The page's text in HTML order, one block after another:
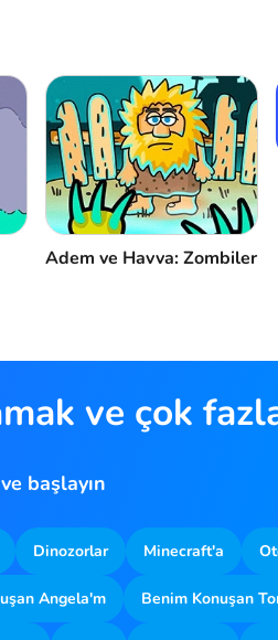
Adem ve Havva: Zombiler
ve çok
başlayın
Dinozorlar Minecraft'a
Angela'm Benim Konuşan